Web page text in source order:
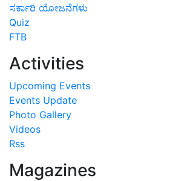
ಸರ್ಕಾರಿ ಯೋಜನೆಗಳು
Quiz
FTB
Activities
Upcoming Events
Events Update
Photo Gallery
Videos
Rss
Magazines